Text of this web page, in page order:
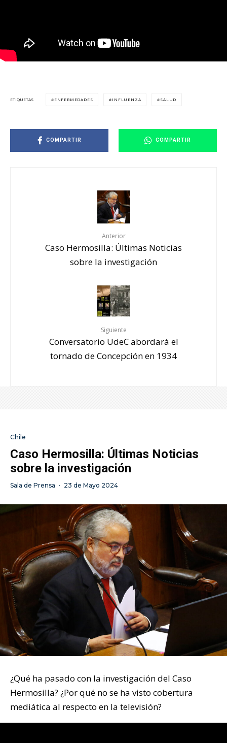
ETIQUETAS ENFERMEDADES INFLUENZA SALUD
COMPARTIR COMPARTIR
Anterior
Caso Hermosilla: Últimas Noticias
sobre la investigación
Siguiente
Conversatorio UdeC abordará el
tornado de Concepción en 1934
Chile
Caso Hermosilla: Últimas Noticias
sobre la investigación
Sala de Prensa · 23 de Mayo 2024
¿Qué ha pasado con la investigación del Caso
Hermosilla? ¿Por qué no se ha visto cobertura
mediática al respecto en la televisión?